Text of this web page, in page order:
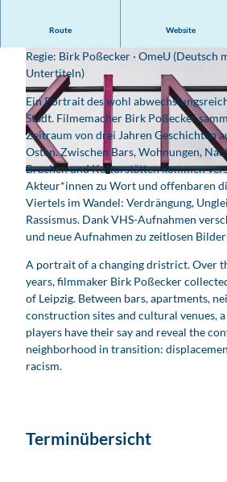
© Birk Poßecker
© unsplash.com_Marian Kroell
Route Website
Regie: Birk Poßecker · OmeU (Deutsch
Untertiteln)
Ein Portrait des wohl
Stadt. Filmemacher Birk Poßecker
Zeitraum von drei Jahren Geschichten
Osten. Zwischen Bars, Wohnungen,
Brachen und Kulturstätten kommen
Akteur*innen zu Wort und offenbaren
Viertels im Wandel: Verdrängung,
Rassismus. Dank VHS-Aufnahmen
und neue Aufnahmen zu zeitlosen
A portrait of a changing dristrict. Over
years, filmmaker Birk Poßecker
of Leipzig. Between bars, apartments,
construction sites and cultural venues,
players have their say and reveal the
neighborhood in transition:
racism.
Terminübersicht